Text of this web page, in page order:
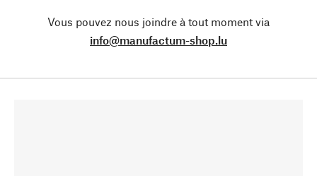
Vous pouvez nous joindre à tout moment via
info@manufactum-shop.lu